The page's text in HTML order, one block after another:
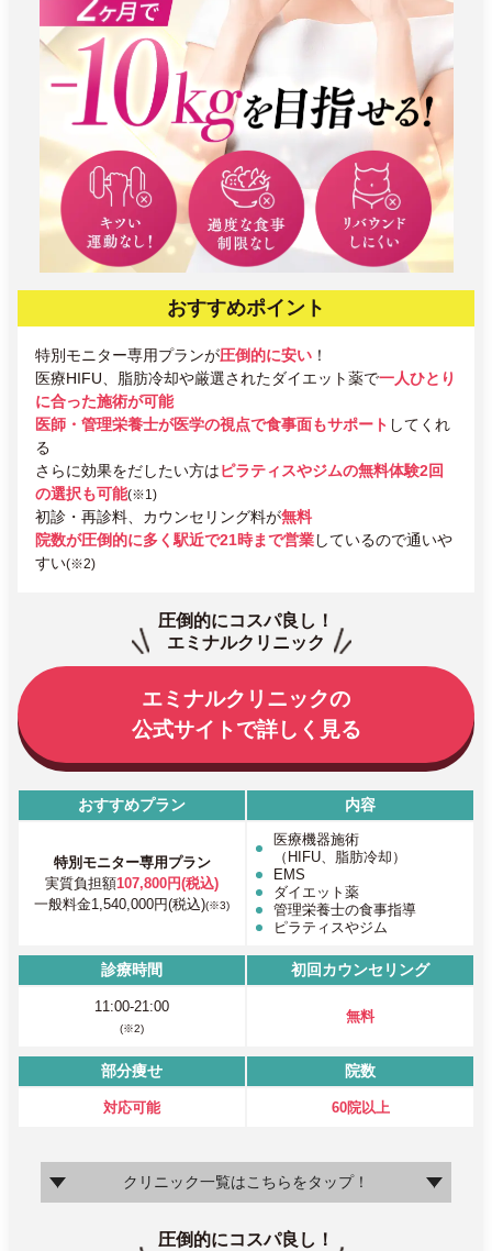
おすすめポイント
特別モニター専用プランが圧倒的に安い ！
医療HIFU、脂肪冷却や厳選されたダイエット薬で一人ひとり
に合った施術が可能
医師・管理栄養士が医学の視点で食事面もサポート してくれ
る
さらに効果をだしたい方はピラティスやジムの無料体験2回
の選択も可能(※1)
初診・再診料、カウンセリング料が無料
院数が圧倒的に多く駅近で21時まで営業しているので通いや
すい(※2)
圧倒的にコスパ良し！
エミナルクリニック
エミナルクリニックの
公式サイトで詳しく見る
おすすめプラン 内容
特別モニター専用プラン
実質負担額107,800円(税込)
一般料金1,540,000円(税込)(※3)
医療機器施術
（HIFU、脂肪冷却）
EMS
ダイエット薬
管理栄養士の食事指導
ピラティスやジム
診療時間 初回カウンセリング
11:00-21:00
(※2)
無料
部分痩せ 院数
対応可能 60院以上
クリニック一覧はこちらをタップ！
圧倒的にコスパ良し！